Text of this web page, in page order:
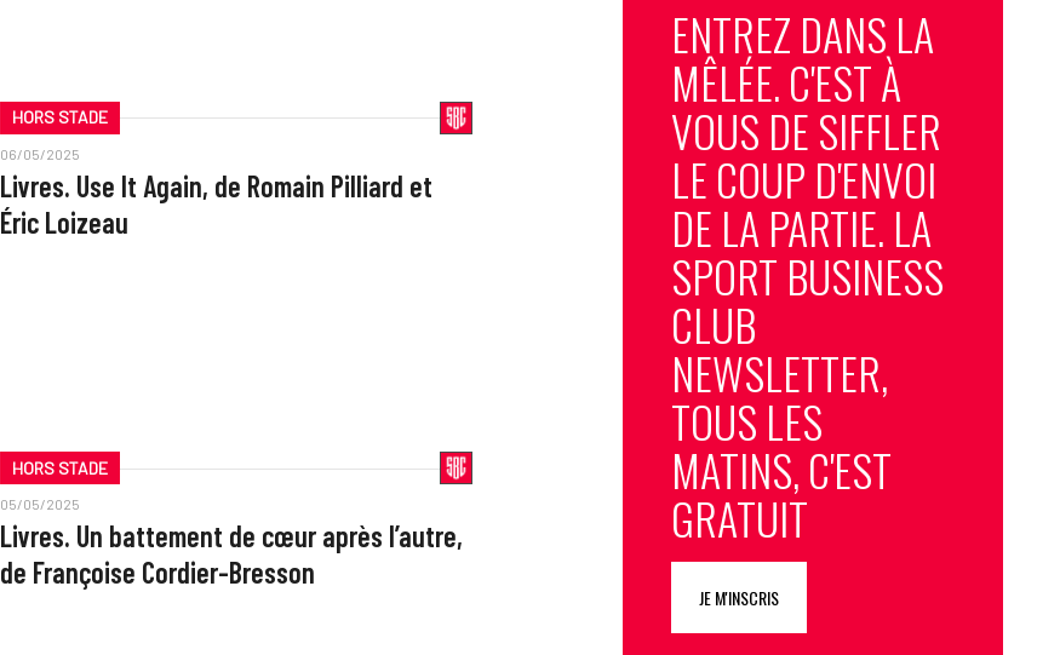
HORS STADE
06/05/2025
Livres. Use It Again, de Romain Pilliard et
Éric Loizeau
HORS STADE
05/05/2025
Livres. Un battement de cœur après l’autre,
de Françoise Cordier-Bresson
ENTREZ DANS LA
MÊLÉE. C'EST À
VOUS DE SIFFLER
LE COUP D'ENVOI
DE LA PARTIE. LA
SPORT BUSINESS
CLUB
NEWSLETTER,
TOUS LES
MATINS, C'EST
GRATUIT
JE M'INSCRIS